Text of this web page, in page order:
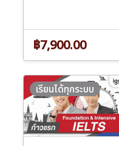
฿7,900.00
เรียนได้ทุกระบบ